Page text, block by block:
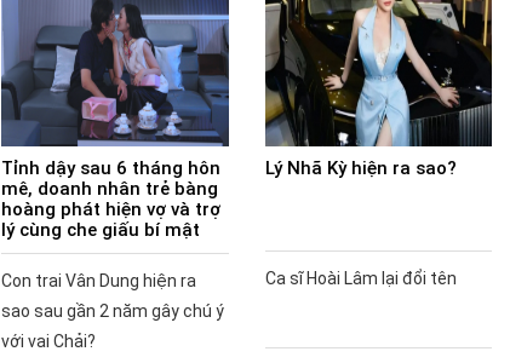
Tỉnh dậy sau 6 tháng hôn
mê, doanh nhân trẻ bàng
hoàng phát hiện vợ và trợ
lý cùng che giấu bí mật
Con trai Vân Dung hiện ra
sao sau gần 2 năm gây chú ý
với vai Chải?
Lý Nhã Kỳ hiện ra sao?
Ca sĩ Hoài Lâm lại đổi tên